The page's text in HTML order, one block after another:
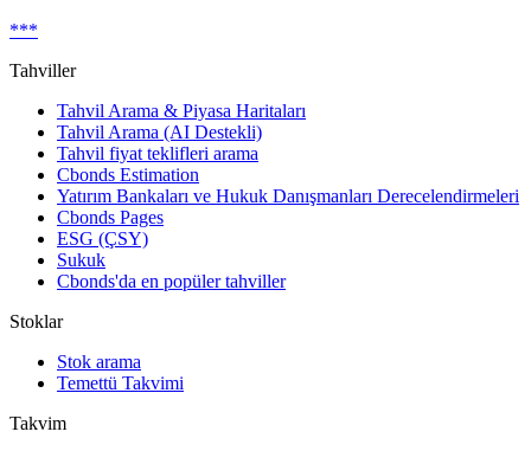
***
Tahviller
Tahvil Arama & Piyasa Haritaları
Tahvil Arama (AI Destekli)
Tahvil fiyat teklifleri arama
Cbonds Estimation
Yatırım Bankaları ve Hukuk Danışmanları Derecelendirmeleri
Cbonds Pages
ESG (ÇSY)
Sukuk
Cbonds'da en popüler tahviller
Stoklar
Stok arama
Temettü Takvimi
Takvim